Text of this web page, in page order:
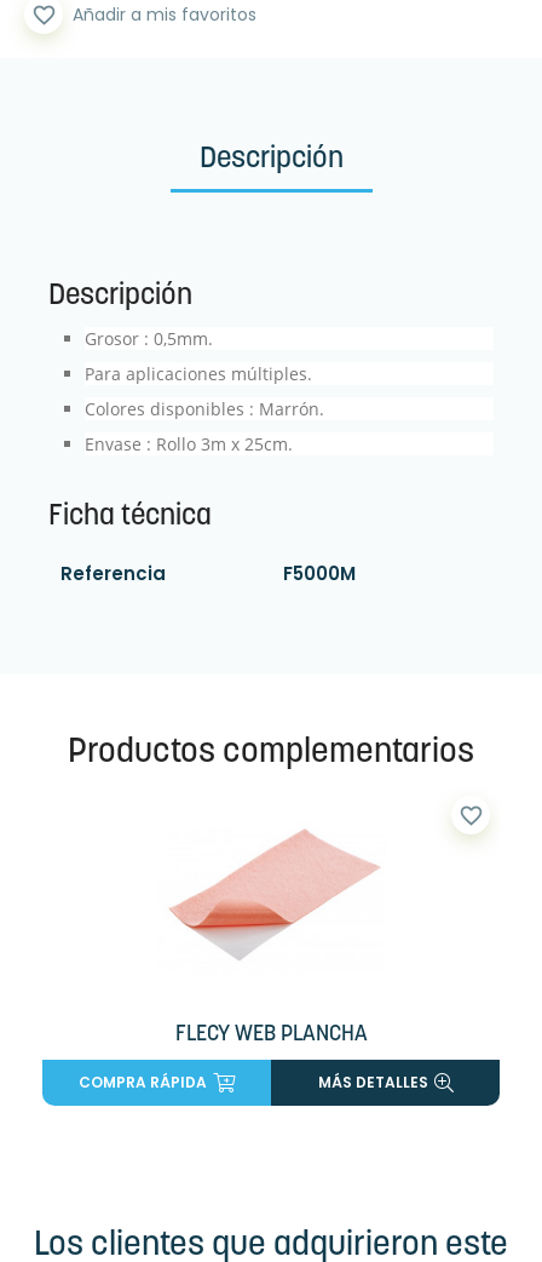
favorite_border Añadir a mis favoritos
Descripción
Descripción
Grosor : 0,5mm.
Para aplicaciones múltiples.
Colores disponibles : Marrón.
Envase : Rollo 3m x 25cm.
Ficha técnica
Referencia F5000M
Productos complementarios
FLECY WEB PLANCHA
favorite_border
COMPRA RÁPIDA MÁS DETALLES
Los clientes que adquirieron este